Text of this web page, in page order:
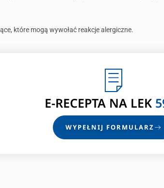
które mogą wywołać reakcje alergiczne.
E-RECEPTA NA LEK
WYPEŁNIJ FORMULARZ